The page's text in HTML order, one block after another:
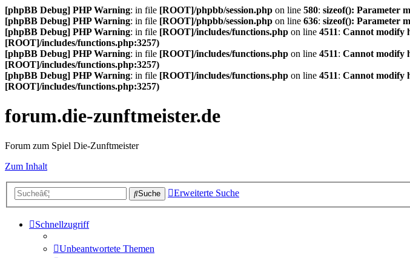
[phpBB Debug] PHP Warning: in file [ROOT]/phpbb/session.php on line 580: sizeof(): Parameter
[phpBB Debug] PHP Warning: in file [ROOT]/phpbb/session.php on line 636: sizeof(): Parameter
[phpBB Debug] PHP Warning: in file [ROOT]/includes/functions.php on line 4511: Cannot modify
[ROOT]/includes/functions.php:3257)
[phpBB Debug] PHP Warning: in file [ROOT]/includes/functions.php on line 4511: Cannot modify
[ROOT]/includes/functions.php:3257)
[phpBB Debug] PHP Warning: in file [ROOT]/includes/functions.php on line 4511: Cannot modify
[ROOT]/includes/functions.php:3257)
forum.die-zunftmeister.de
Forum zum Spiel Die-Zunftmeister
Zum Inhalt
Suche Erweiterte Suche
Schnellzugriff
Unbeantwortete Themen